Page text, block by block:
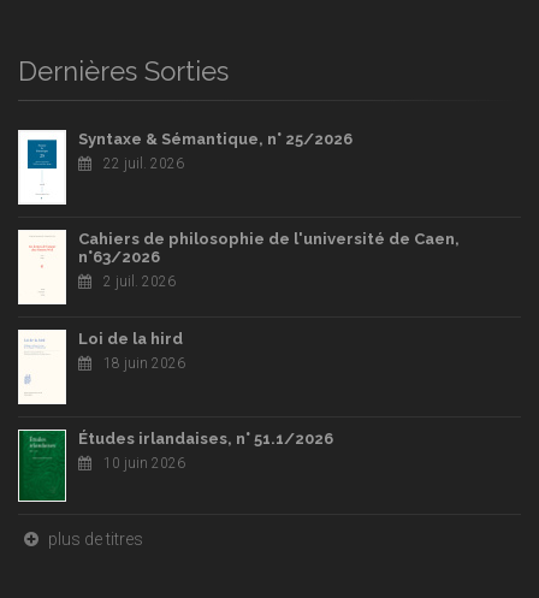
Dernières Sorties
Syntaxe & Sémantique, n° 25/2026
22 juil. 2026
Cahiers de philosophie de l'université de Caen,
n°63/2026
2 juil. 2026
Loi de la hird
18 juin 2026
Études irlandaises, n° 51.1/2026
10 juin 2026
plus de titres